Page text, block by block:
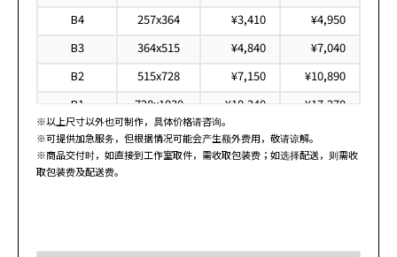
B4
257x364 ¥3,410
¥4,950
B3
364x515 ¥4,840
¥7,040
B2
515x728 ¥7,150
¥10,890
B1
728x1030 ¥10,340
¥17,270
B0
1030x1456 ¥15,180
¥26,730
*
1200x1800 ¥18,920
¥34,870
※以上尺寸以外也可制作，具体价格请咨询。
※可提供加急服务，但根据情况可能会产生额外费用，敬请谅解。
※商品交付时，如直接到工作室取件，需收取包装费；如选择配送，则需收
取包装费及配送费。